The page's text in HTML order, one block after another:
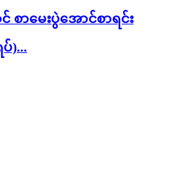
စာမေးပွဲအောင်စာရင်း
)...